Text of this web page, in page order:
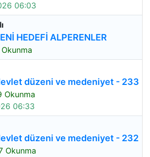
06:03
HEDEFİ ALPERENLER
düzeni ve medeniyet - 233
Okunma
06:33
düzeni ve medeniyet - 232
Okunma